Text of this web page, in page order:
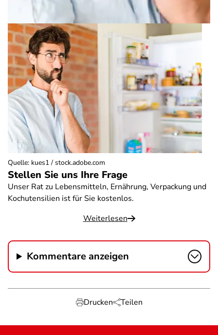
Stellen Sie uns Ihre Frage
Unser Rat zu Lebensmitteln, Ernährung, Verpackung und
Kochutensilien ist für Sie kostenlos.
Weiterlesen
Quelle: kues1 / stock.adobe.com
Kommentare anzeigen
Drucken Teilen